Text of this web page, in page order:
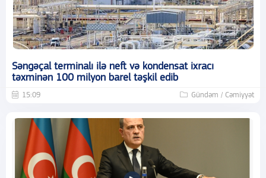
Səngəçal terminalı ilə neft və kondensat ixracı
təxminən 100 milyon barel təşkil edib
15:09 Gündəm / Cəmiyyət